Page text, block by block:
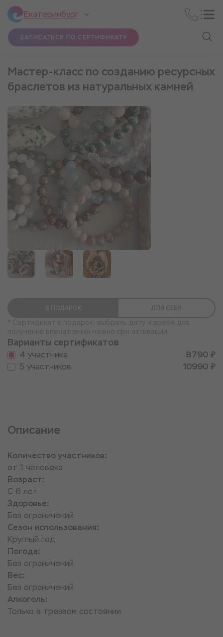
Екатеринбург
ЗАПИСАТЬСЯ ПО СЕРТИФИКАТУ
Мастер-класс по созданию ресурсных
браслетов из натуральных камней
Варианты сертификатов
4 участника
8790 ₽
5 участников
10990 ₽
Описание
Количество участников:
от 1 человека
Возраст:
С 6 лет
Здоровье:
Без ограничений
Сезон использования:
Круглый год
Погода:
Без ограничений
Вес:
Без ограничений
Алкоголь:
Только в трезвом состоянии